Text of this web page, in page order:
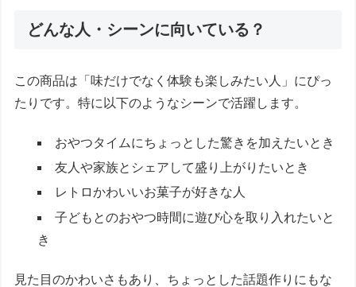
どんな人・シーンに向いている？
この商品は「味だけでなく体験も楽しみたい人」にぴっ
たりです。特に以下のようなシーンで活躍します。
おやつタイムにちょっとした驚きを加えたいとき
友人や家族とシェアして盛り上がりたいとき
レトロかわいいお菓子が好きな人
子どもとのおやつ時間に遊び心を取り入れたいと
き
見た目のかわいさもあり、ちょっとした話題作りにもな